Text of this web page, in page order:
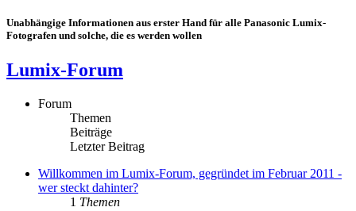
Unabhängige Informationen aus erster Hand für alle Panasonic Lumix-
Fotografen und solche, die es werden wollen
Lumix-Forum
Forum
Themen
Beiträge
Letzter Beitrag
Willkommen im Lumix-Forum, gegründet im Februar 2011 -
wer steckt dahinter?
1 Themen